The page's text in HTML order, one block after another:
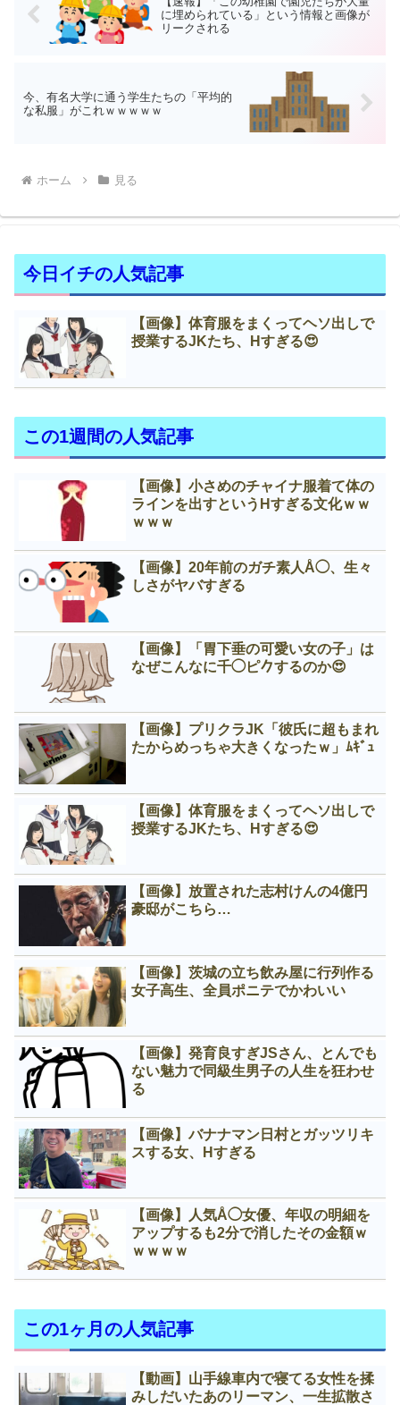
に埋められている」という情報と画像が
リークされる
今、有名大学に通う学生たちの「平均的
な私服」がこれｗｗｗｗｗ
ホーム 見る
今日イチの人気記事
【画像】体育服をまくってヘソ出しで
授業するJKたち、Нすぎる😍
この1週間の人気記事
【画像】小さめのチャイナ服着て体の
ラインを出すというНすぎる文化ｗｗ
ｗｗｗ
【画像】20年前のガチ素人Å◯、生々
しさがヤバすぎる
【画像】「胃下垂の可愛い女の子」は
なぜこんなに千◯ピ𠂊するのか😍
【画像】プリクラJK「彼氏に超もまれ
たからめっちゃ大きくなったｗ」ﾑｷﾞｭ
【画像】体育服をまくってヘソ出しで
授業するJKたち、Нすぎる😍
【画像】放置された志村けんの4億円
豪邸がこちら…
【画像】茨城の立ち飲み屋に行列作る
女子高生、全員ポニテでかわいい
【画像】発育良すぎJSさん、とんでも
ない魅力で同級生男子の人生を狂わせ
る
【画像】バナナマン日村とガッツリキ
スする女、Нすぎる
【画像】人気Å◯女優、年収の明細を
アップするも2分で消したその金額ｗ
ｗｗｗｗ
この1ヶ月の人気記事
【動画】山手線車内で寝てる女性を揉
みしだいたあのリーマン、一生拡散さ